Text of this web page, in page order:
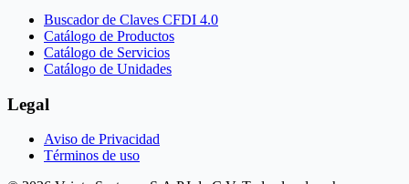
Buscador de Claves CFDI 4.0
Catálogo de Productos
Catálogo de Servicios
Catálogo de Unidades
Legal
Aviso de Privacidad
Términos de uso